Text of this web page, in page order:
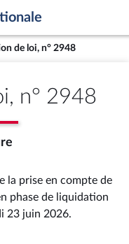
de loi, n° 2948
n° 2948
la prise en compte de
phase de liquidation
23 juin 2026.